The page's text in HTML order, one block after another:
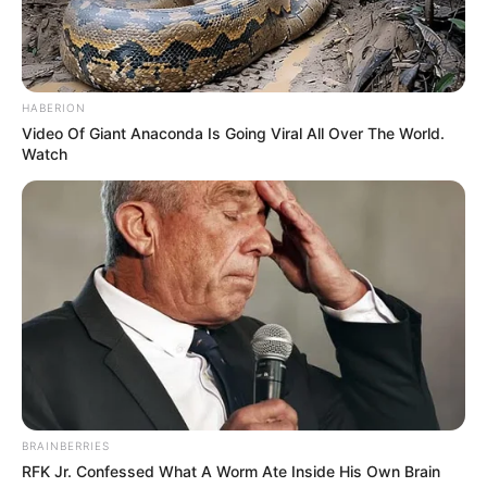
Wandergebiete in der Umgebung
Freizeitparks in der Umgebung
Zooparks in der Umgebung
Aussichtstürme in der Umgebung
Angebote für Behinderte
Veranstaltungen in Baden-Baden
Fremdenverkehrsamt und Tourist Information
Veranstaltung in Baden-Baden eintragen
Weitere Informationen über Baden-Baden im
Hotels in Baden-Baden
www.baden-baden.de
HABERION
Video Of Giant Anaconda Is Going Viral All Over The World.
Watch
BRAINBERRIES
RFK Jr. Confessed What A Worm Ate Inside His Own Brain